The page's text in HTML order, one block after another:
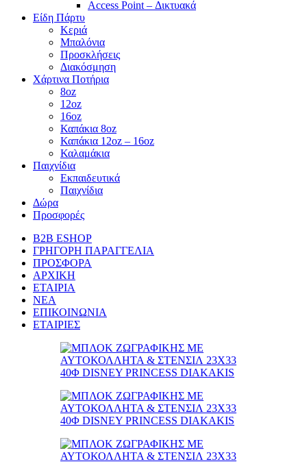
Access Point – Δικτυακά
Είδη Πάρτυ
Κεριά
Μπαλόνια
Προσκλήσεις
Διακόσμηση
Χάρτινα Ποτήρια
8oz
12oz
16oz
Καπάκια 8oz
Καπάκια 12oz – 16oz
Καλαμάκια
Παιχνίδια
Εκπαιδευτικά
Παιχνίδια
Δώρα
Προσφορές
B2B ESHOP
ΓΡΗΓΟΡΗ ΠΑΡΑΓΓΕΛΙΑ
ΠΡΟΣΦΟΡΑ
ΑΡΧΙΚΗ
ΕΤΑΙΡΙΑ
ΝΕΑ
ΕΠΙΚΟΙΝΩΝΙΑ
ΕΤΑΙΡΙΕΣ